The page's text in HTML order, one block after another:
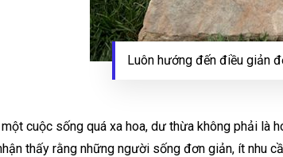
Luôn hướng đến điều giản
cuộc sống quá xa hoa, dư thừa không phải là
thấy rằng những người sống đơn giản, ít nhu